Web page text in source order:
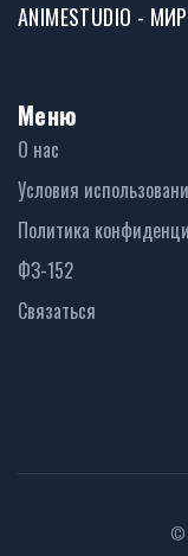
ANIMESTUDIO -
Меню
О нас
Условия
Политика
ФЗ-152
Связаться
©